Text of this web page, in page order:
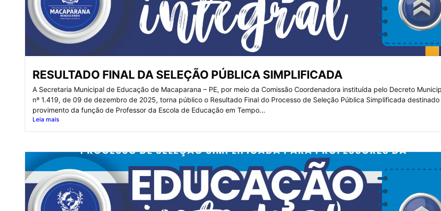
RESULTADO FINAL DA SELEÇÃO PÚBLICA SIMPLIFICADA
A Secretaria Municipal de Educação de Macaparana – PE, por meio da Comissão Coordenadora instituída pelo Decreto
nº 1.419, de 09 de dezembro de 2025, torna público o Resultado Final do Processo de Seleção Pública Simplificada destinado
provimento da função de Professor da Escola de Educação em Tempo...
Leia mais